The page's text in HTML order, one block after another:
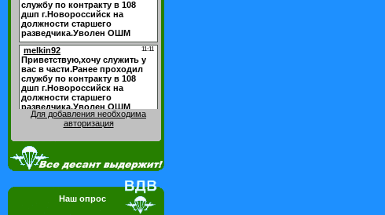
Для добавления необходима
авторизация
Наш опрос